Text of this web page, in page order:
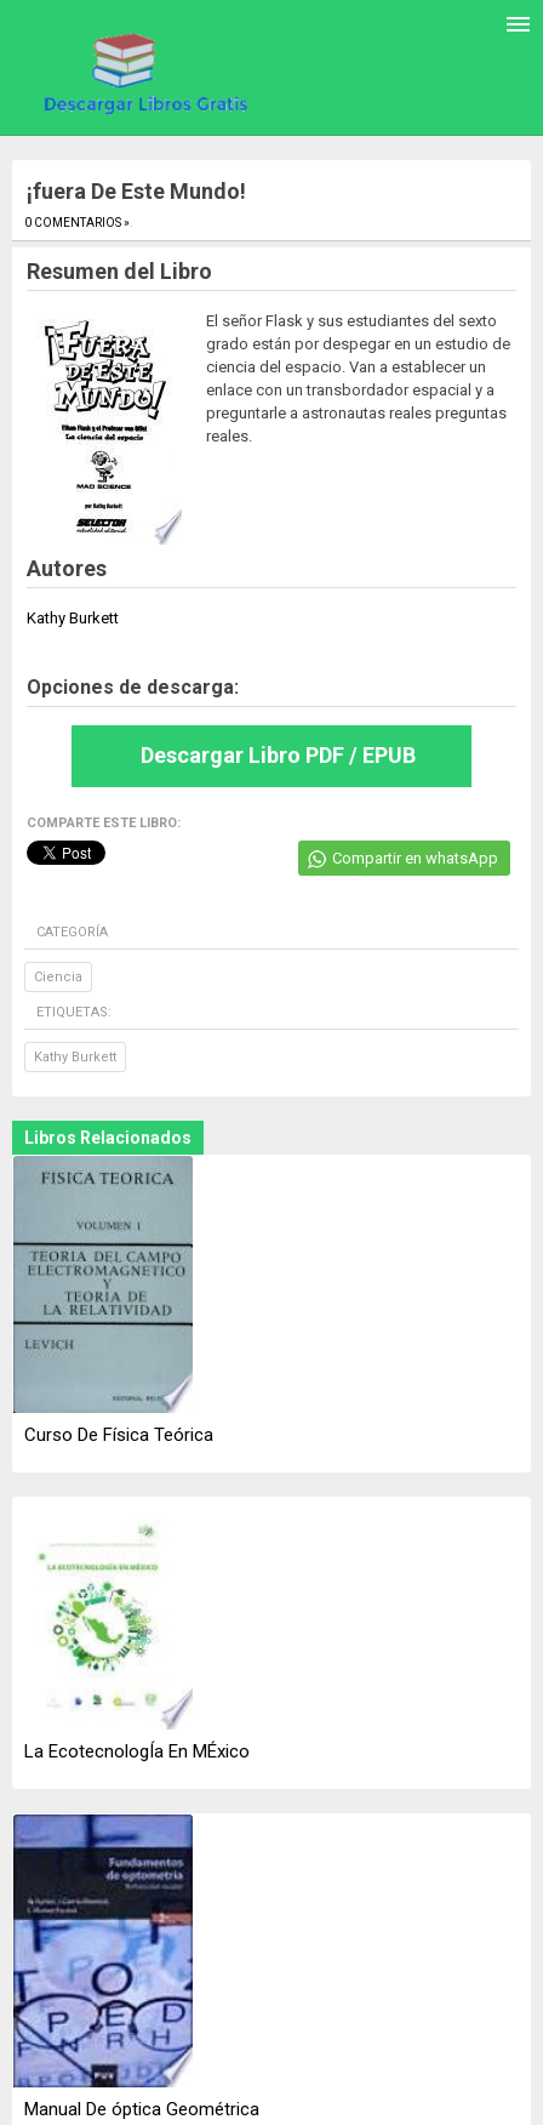
¡fuera De Este Mundo!
0 COMENTARIOS ».
Resumen del Libro
El señor Flask y sus estudiantes del sexto
grado están por despegar en un estudio de
ciencia del espacio. Van a establecer un
enlace con un transbordador espacial y a
preguntarle a astronautas reales preguntas
reales.
Autores
Kathy Burkett
Opciones de descarga:
Descargar Libro PDF / EPUB
COMPARTE ESTE LIBRO:
Compartir en whatsApp
CATEGORÍA
Ciencia
ETIQUETAS:
Kathy Burkett
Libros Relacionados
Curso De Física Teórica
La EcotecnologÍa En MÉxico
Manual De óptica Geométrica